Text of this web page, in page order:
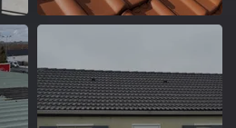
Changement de